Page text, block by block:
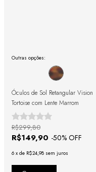
Outras opções:
Óculos de Sol Retangular Vision
Tortoise com Lente Marrom
R$149,90 -50% OFF
R$299,80
6 x de R$24,98 sem juros